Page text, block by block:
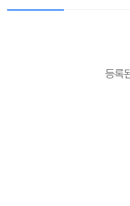
등록